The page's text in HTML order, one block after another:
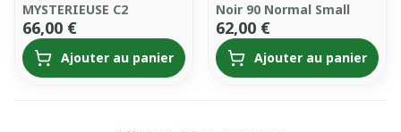
MYSTERIEUSE C2
66,00 €
Ajouter au panier
Noir 90 Normal Small
62,00 €
Ajouter au panier